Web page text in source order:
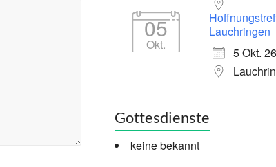
05
Okt.
Lauchringen
5 Okt. 26
Gottesdienste
keine bekannt